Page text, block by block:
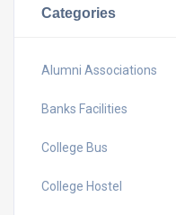
Categories
Alumni Associations
Banks Facilities
College Bus
College Hostel